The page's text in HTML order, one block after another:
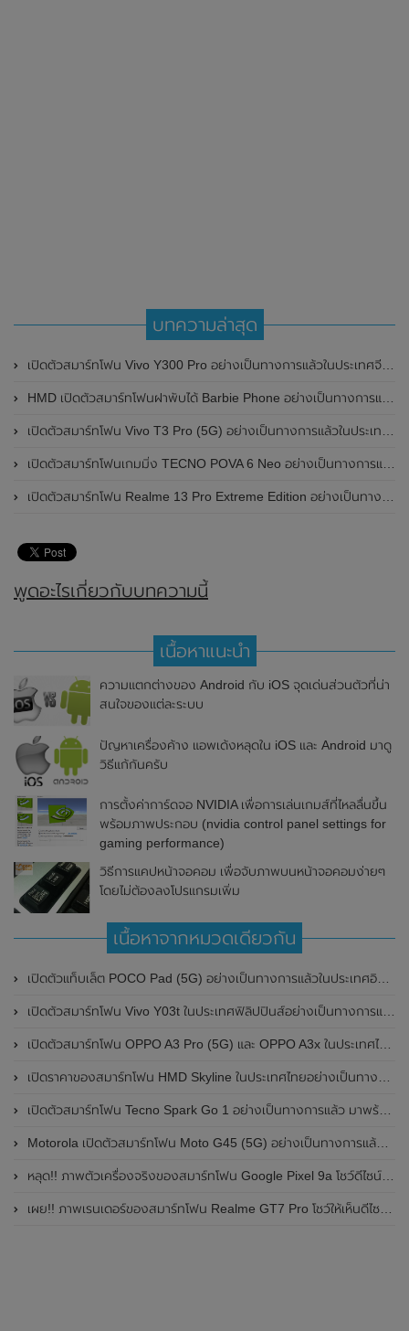
บทความล่าสุด
เปิดตัวสมาร์ทโฟน Vivo Y300 Pro อย่างเป็นทางการแล้วในประเทศจีน มาพร้อมดีไซน์พรีเมี่ยม ทนทาน และแบตเตอรี่สุดอึดขนาดใหญ่ 6,500mAh พร้อมรองรับการชาร์จไว 80W
HMD เปิดตัวสมาร์ทโฟนฝาพับได้ Barbie Phone อย่างเป็นทางการแล้ว มาพร้อมธีมสีชมพูสดใส
เปิดตัวสมาร์ทโฟน Vivo T3 Pro (5G) อย่างเป็นทางการแล้วในประเทศอินเดีย
เปิดตัวสมาร์ทโฟนเกมมิ่ง TECNO POVA 6 Neo อย่างเป็นทางการแล้วในประเทศไทย ในราคา 8,499 บาท
เปิดตัวสมาร์ทโฟน Realme 13 Pro Extreme Edition อย่างเป็นทางการแล้วในประเทศจีน
พูดอะไรเกี่ยวกับบทความนี้
เนื้อหาแนะนำ
ความแตกต่างของ Android กับ iOS จุดเด่นส่วนตัวที่น่า
สนใจของแต่ละระบบ
ปัญหาเครื่องค้าง แอพเด้งหลุดใน iOS และ Android มาดู
วิธีแก้กันครับ
การตั้งค่าการ์ดจอ NVIDIA เพื่อการเล่นเกมส์ที่ไหลลื่นขึ้น
พร้อมภาพประกอบ (nvidia control panel settings for
gaming performance)
วิธีการแคปหน้าจอคอม เพื่อจับภาพบนหน้าจอคอมง่ายๆ
โดยไม่ต้องลงโปรแกรมเพิ่ม
เนื้อหาจากหมวดเดียวกัน
เปิดตัวแท็บเล็ต POCO Pad (5G) อย่างเป็นทางการแล้วในประเทศอินเดีย มาพร้อมชิปเซ็ต Snapdragon 7s Gen 2 ของ Qualcomm และรองรับเครือข่าย 5G
เปิดตัวสมาร์ทโฟน Vivo Y03t ในประเทศฟิลิปปินส์อย่างเป็นทางการแล้ว มาพร้อมชิปเซ็ต Unisoc T612 , กล้องหลัง ความละเอียด 13MP , แบตเตอรี่ 5,000mAh และหน้าจอแสดงผล LCD / 90Hz
เปิดตัวสมาร์ทโฟน OPPO A3 Pro (5G) และ OPPO A3x ในประเทศไทยอย่างเป็นทางการแล้ว ในราคาเริ่มต้นเพียง 3,999 บาท
เปิดราคาของสมาร์ทโฟน HMD Skyline ในประเทศไทยอย่างเป็นทางการแล้ว ราคา 14,990 บาท
เปิดตัวสมาร์ทโฟน Tecno Spark Go 1 อย่างเป็นทางการแล้ว มาพร้อมหน้าจอแสดงผล LCD / 120Hz , แบตเตอรี่ 5,000mAh และใช้ชิปเซ็ต Unisoc
Motorola เปิดตัวสมาร์ทโฟน Moto G45 (5G) อย่างเป็นทางการแล้วในอินเดีย
หลุด!! ภาพตัวเครื่องจริงของสมาร์ทโฟน Google Pixel 9a โชว์ดีไซน์ใหม่ กล้องหลังแบนราบ ไม่มีกรอบของกล้องแล้ว
เผย!! ภาพเรนเดอร์ของสมาร์ทโฟน Realme GT7 Pro โชว์ให้เห็นดีไซน์ใหม่ พร้อมเผยรายละเอียดสเปกที่สำคัญบางส่วน